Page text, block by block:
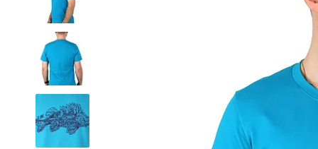
Категории
Alpha
Arion
Aspen Stake
CИЛИКОНОВЫЕ ПРИМАНКИ
Категории
Active slug
НАБОРЫ ПРИМАНОК И КРЮЧКОВ
КАТУШКИ
ПЛЕТЕНЫЕ ШНУРЫ, ФЛЮОРОКАРБОН
КРЮЧКИ